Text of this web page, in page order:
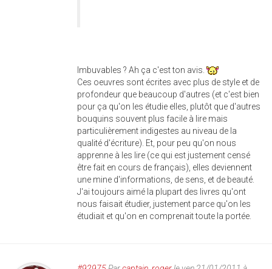
Imbuvables ? Ah ça c'est ton avis.
Ces oeuvres sont écrites avec plus de style et de
profondeur que beaucoup d'autres (et c'est bien
pour ça qu'on les étudie elles, plutôt que d'autres
bouquins souvent plus facile à lire mais
particulièrement indigestes au niveau de la
qualité d'écriture). Et, pour peu qu'on nous
apprenne à les lire (ce qui est justement censé
être fait en cours de français), elles deviennent
une mine d'informations, de sens, et de beauté.
J'ai toujours aimé la plupart des livres qu'ont
nous faisait étudier, justement parce qu'on les
étudiait et qu'on en comprenait toute la portée.